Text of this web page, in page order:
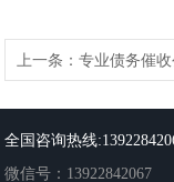
上一条：专业债务催
全国咨询热线
微信号：13922842067